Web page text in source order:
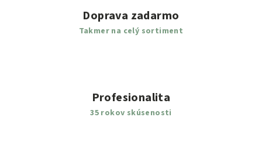
Doprava zadarmo
Takmer na celý sortiment
Profesionalita
35 rokov skúsenosti